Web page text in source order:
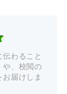
わること
や、校閲の
届けしま